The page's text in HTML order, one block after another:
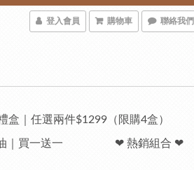
登入會員 購物車 聯絡我們
盒｜任選兩件$1299（限購4盒）
｜買一送一 ❤︎ 熱銷組合 ❤︎